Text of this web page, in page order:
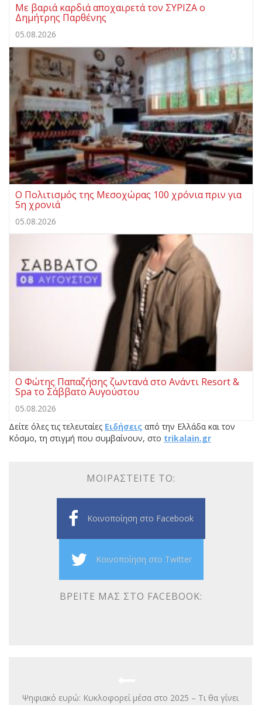
Με βαριά καρδιά αποχαιρετά τον ΣΥΡΙΖΑ ο
Δημήτρης Παρθένης
05.08.2026
Ο Πολιτισμός της Μεσοχώρας 100 χρόνια πριν για
5η χρονιά
05.08.2026
Ο Φώτης Παπαζήσης ζωντανά στο Ανάντι Resort &
Spa το Σάββατο Αυγούστου
05.08.2026
Δείτε όλες τις τελευταίες Ειδήσεις από την Ελλάδα και τον
Κόσμο, τη στιγμή που συμβαίνουν, στο trikalain.gr
ΜΟΙΡΑΣΤΕΊΤΕ ΤΟ:
Κοινοποίηση στο Facebook
Κοινοποίηση στο Twitter
ΒΡΕΊΤΕ ΜΑΣ ΣΤΟ FACEBOOK:
Ψηφιακό ευρώ: Κυκλοφορεί μέσα στο 2025 – Τι θα γίνει